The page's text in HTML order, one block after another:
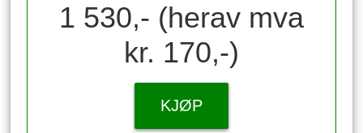
1 530,- (herav mva
kr. 170,-)
KJØP